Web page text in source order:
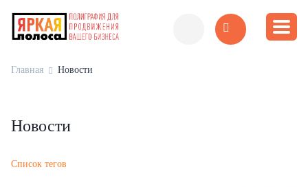
Главная Новости
Новости
Список тегов